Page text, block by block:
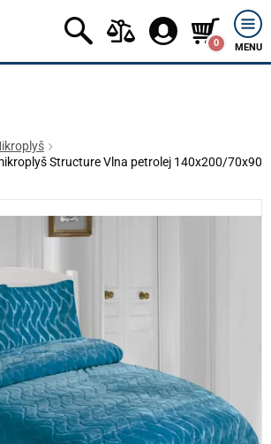
0 MENU
Structure Vlna petrolej 140x200/70x90